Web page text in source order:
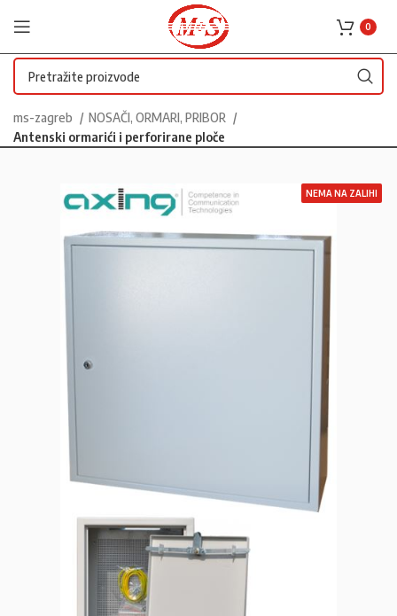
0
ms-zagreb
NOSAČI, ORMARI, PRIBOR
Antenski ormarići i perforirane ploče
NEMA NA ZALIHI